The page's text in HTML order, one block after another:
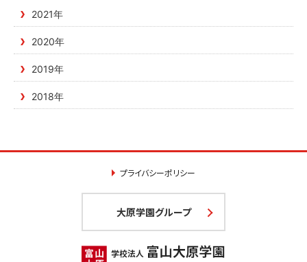
2021年
2020年
2019年
2018年
プライバシーポリシー
大原学園グループ